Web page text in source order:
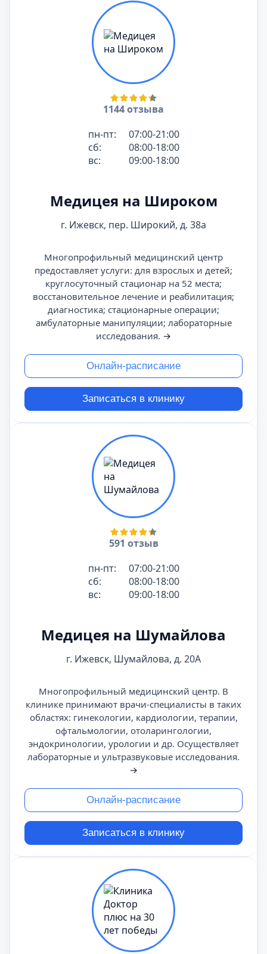
1144 отзыва
пн-пт:
07:00-21:00
сб:
08:00-18:00
вс:
09:00-18:00
Медицея на Широком
г. Ижевск, пер. Широкий, д. 38а
Многопрофильный медицинский центр
предоставляет услуги: для взрослых и детей;
круглосуточный стационар на 52 места;
восстановительное лечение и реабилитация;
диагностика; стационарные операции;
амбулаторные манипуляции; лабораторные
исследования. →
Онлайн-расписание
Записаться в клинику
591 отзыв
пн-пт:
07:00-21:00
сб:
08:00-18:00
вс:
09:00-18:00
Медицея на Шумайлова
г. Ижевск, Шумайлова, д. 20А
Многопрофильный медицинский центр. В
клинике принимают врачи-специалисты в таких
областях: гинекологии, кардиологии, терапии,
офтальмологии, отоларингологии,
эндокринологии, урологии и др. Осуществляет
лабораторные и ультразвуковые исследования.
→
Онлайн-расписание
Записаться в клинику